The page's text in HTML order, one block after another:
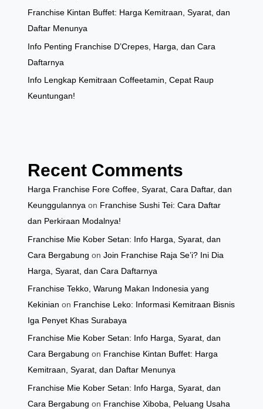
Franchise Kintan Buffet: Harga Kemitraan, Syarat, dan
Daftar Menunya
Info Penting Franchise D’Crepes, Harga, dan Cara
Daftarnya
Info Lengkap Kemitraan Coffeetamin, Cepat Raup
Keuntungan!
Recent Comments
Harga Franchise Fore Coffee, Syarat, Cara Daftar, dan
Keunggulannya on Franchise Sushi Tei: Cara Daftar
dan Perkiraan Modalnya!
Franchise Mie Kober Setan: Info Harga, Syarat, dan
Cara Bergabung onJoin Franchise Raja Se’i? Ini Dia
Harga, Syarat, dan Cara Daftarnya
Franchise Tekko, Warung Makan Indonesia yang
Kekinian on Franchise Leko: Informasi Kemitraan Bisnis
Iga Penyet Khas Surabaya
Franchise Mie Kober Setan: Info Harga, Syarat, dan
Cara Bergabung on Franchise Kintan Buffet: Harga
Kemitraan, Syarat, dan Daftar Menunya
Franchise Mie Kober Setan: Info Harga, Syarat, dan
Cara Bergabung on Franchise Xiboba, Peluang Usaha